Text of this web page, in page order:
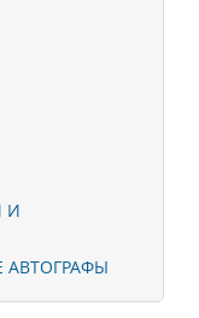
И